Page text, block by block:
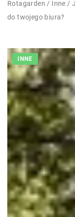
Rotagarden / Inne /
do twojego biura?
INNE